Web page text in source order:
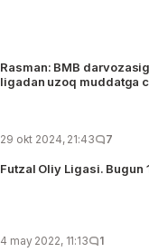
Rasman: BMB
ligadan uzoq muddatga
29 okt 2024, 21:43 7
Futzal Oliy Ligasi.
4 may 2022, 11:13 1